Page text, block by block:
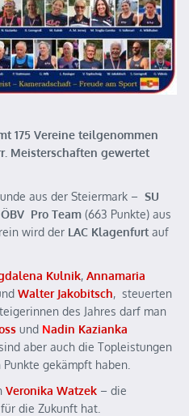
175 Vereine teilgenommen
Meisterschaften gewertet
aus der Steiermark – SU
ÖBV Pro Team (663 Punkte) aus
wird der LAC Klagenfurt auf
Kulnik, Annamaria
Walter Jakobitsch, steuerten
des Jahres darf man
und Nadin Kazianka
aber auch die Topleistungen
gekämpft haben.
Veronika Watzek – die
die Zukunft hat.